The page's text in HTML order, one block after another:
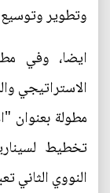
وتطوير وتوسيع
ايضا، وفي
الاستراتيجي
مطولة بعنوان
تخطيط
النووي الثاني